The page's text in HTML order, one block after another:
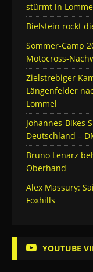
stürmt in
Bielstein rockt
Sommer-Camp
Motocross-
Zielstrebiger
Längenfelder
Lommel
Johannes-Bikes
Deutschland –
Bruno Lenarz
Oberhand
Alex Massury:
Foxhills
YOUTUBE